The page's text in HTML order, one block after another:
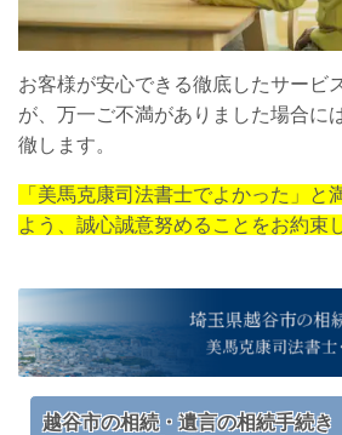
お客様が安心できる徹底したサービ
が、万一ご不満がありました場合に
徹します。
「美馬克康司法書士でよかった」と
よう、誠心誠意努めることをお約束
越谷市の相続・遺言の相続手続き